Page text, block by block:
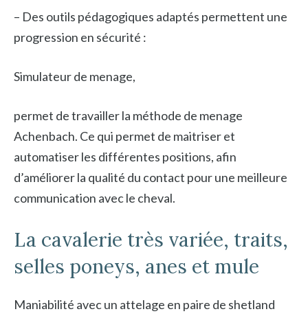
– Des outils pédagogiques adaptés permettent une
progression en sécurité :
Simulateur de menage,
permet de travailler la méthode de menage
Achenbach. Ce qui permet de maitriser et
automatiser les différentes positions, afin
d’améliorer la qualité du contact pour une meilleure
communication avec le cheval.
La cavalerie très variée, traits,
selles poneys, anes et mule
Maniabilité avec un attelage en paire de shetland